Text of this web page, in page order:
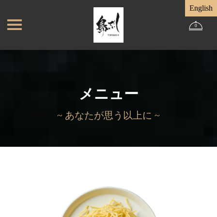
English
0
メニュー
~ あなたが思う以上に ~